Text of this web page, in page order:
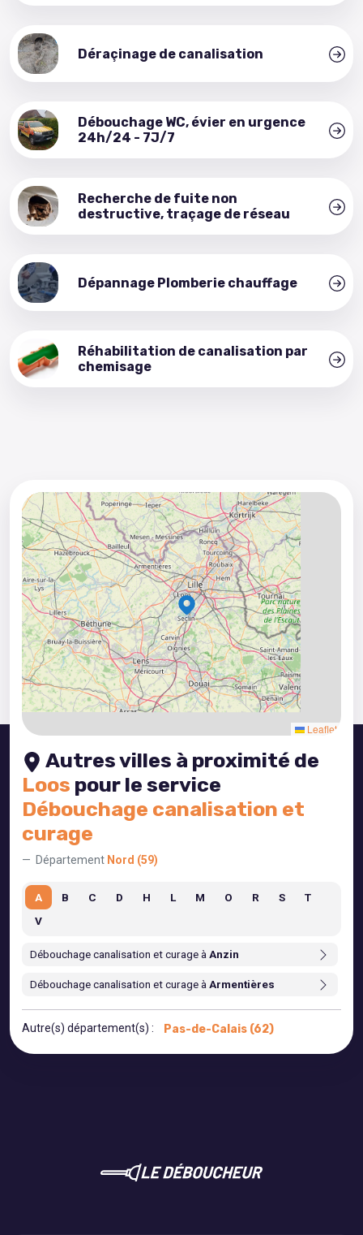
Déraçinage de canalisation
Débouchage WC, évier en urgence
24h/24 - 7J/7
Recherche de fuite non
destructive, traçage de réseau
Dépannage Plomberie chauffage
Réhabilitation de canalisation par
chemisage
3
4
5
3
2
5
8
Leaflet
Autres villes à proximité de
Loos pour le service
Débouchage canalisation et
curage
Département Nord (59)
A B C D H L M O R S
T
V
Débouchage canalisation et curage àAnzin
Débouchage canalisation et curage àArmentières
Autre(s) département(s) : Pas-de-Calais (62)